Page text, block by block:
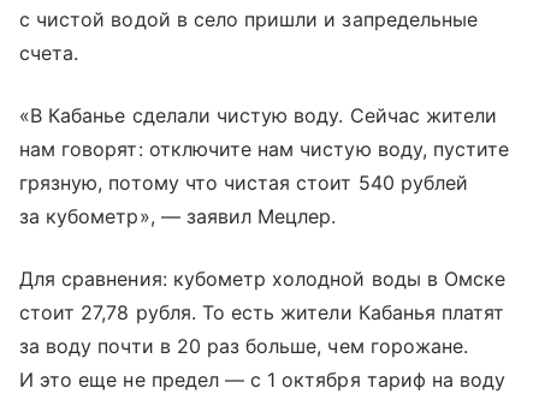
с чистой водой в село пришли и запредельные
счета.
«В Кабанье сделали чистую воду. Сейчас жители
нам говорят: отключите нам чистую воду, пустите
грязную, потому что чистая стоит 540 рублей
за кубометр», — заявил Мецлер.
Для сравнения: кубометр холодной воды в Омске
стоит 27,78 рубля. То есть жители Кабанья платят
за воду почти в 20 раз больше, чем горожане.
И это еще не предел — с 1 октября тариф на воду